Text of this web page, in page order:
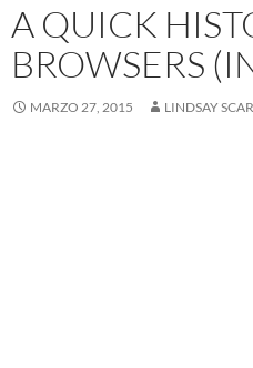
A QUICK
BROWSERS
MARZO 27, 2015 LINDSAY